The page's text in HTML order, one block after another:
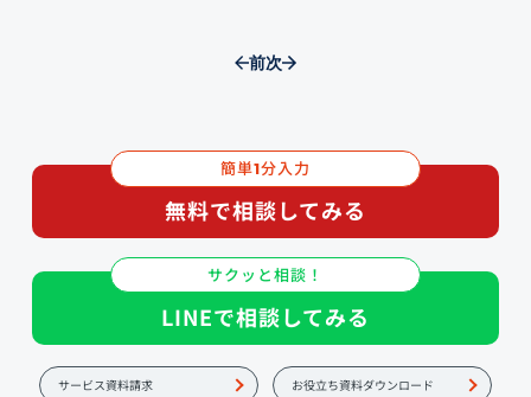
前次
簡単1分入力
無料で相談してみる
サクッと相談！
LINEで相談してみる
サービス資料請求 お役立ち資料ダウンロード